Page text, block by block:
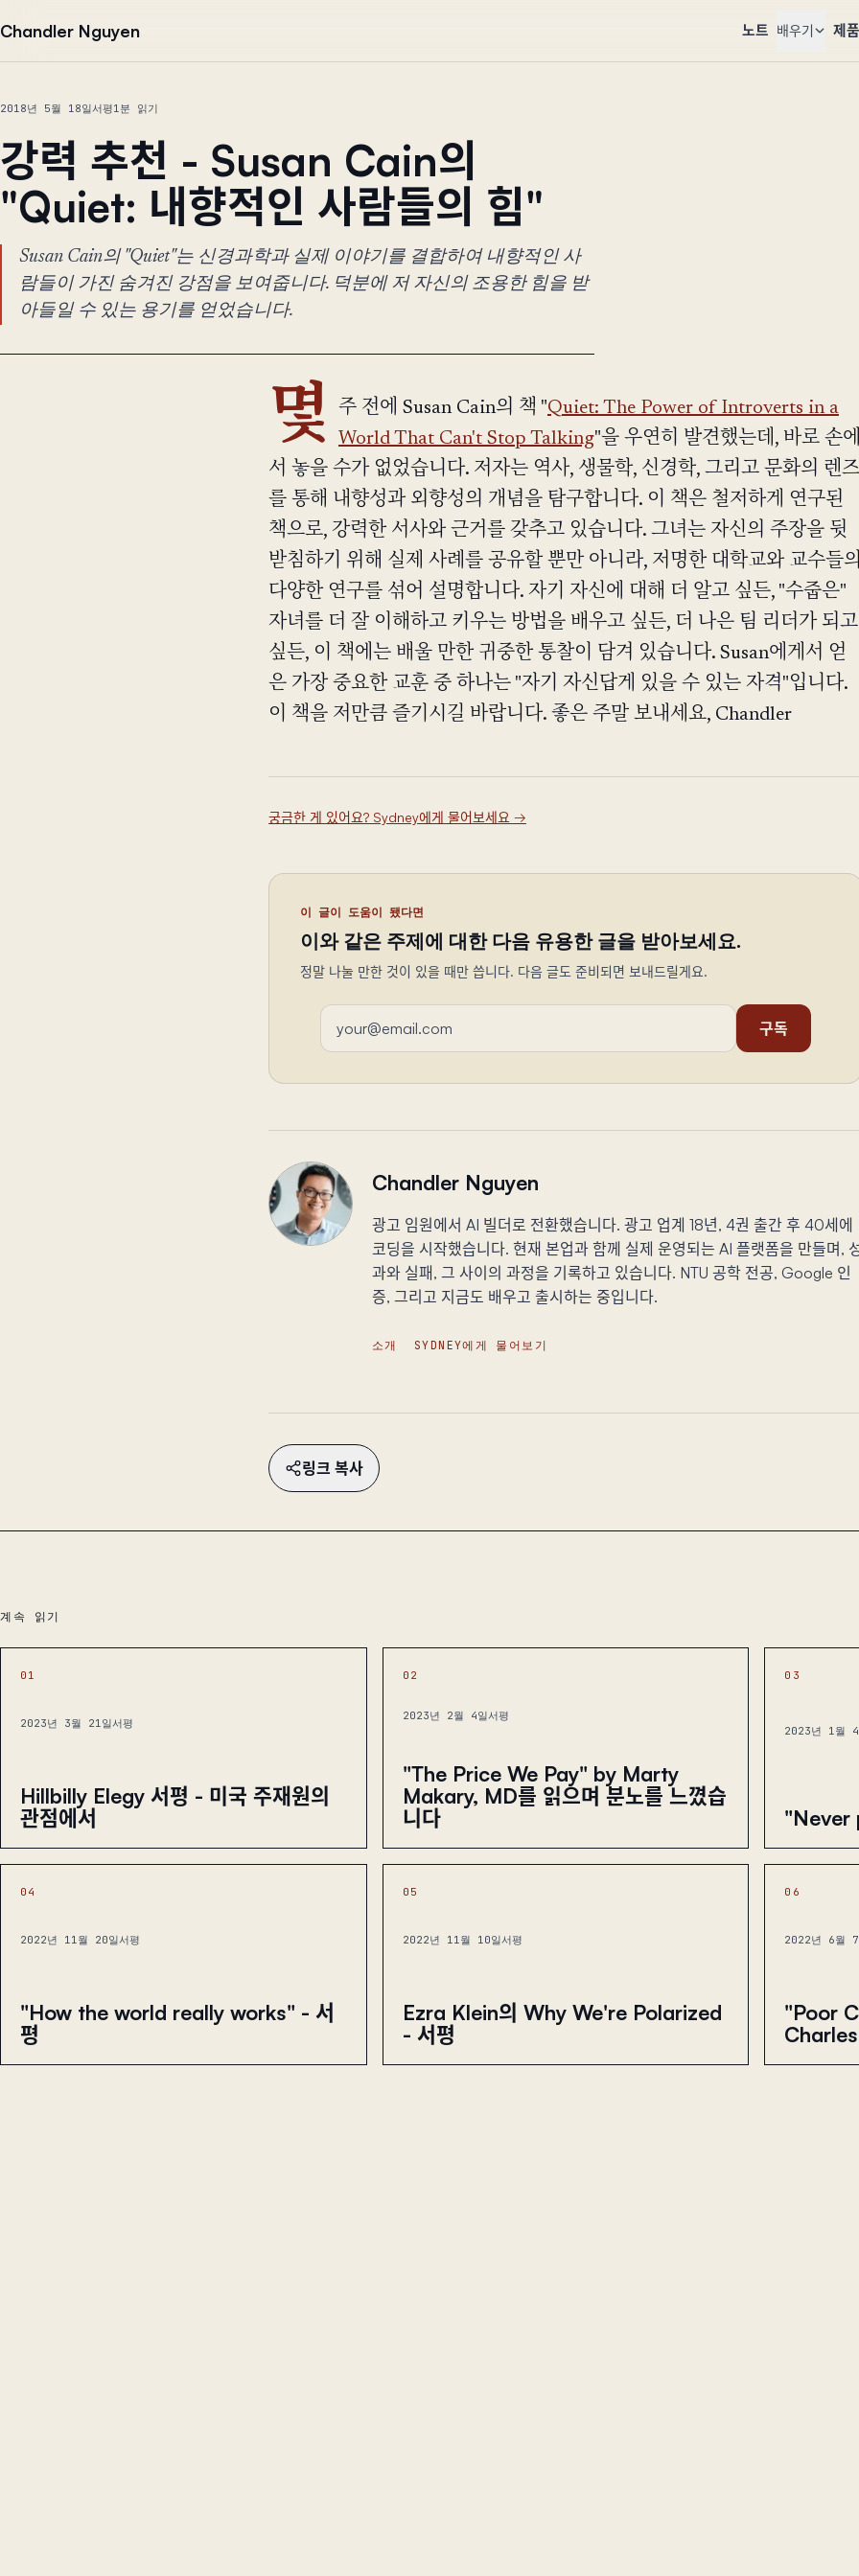
Chandler Nguyen 노트 배우기 제품
2018년 5월 18일서평1분 읽기
강력 추천 - Susan Cain의
"Quiet: 내향적인 사람들의 힘"
Susan Cain의 "Quiet"는 신경과학과 실제 이야기를 결합하여 내향적인 사
람들이 가진 숨겨진 강점을 보여줍니다. 덕분에 저 자신의 조용한 힘을 받
아들일 수 있는 용기를 얻었습니다.
몇 주 전에 Susan Cain의 책 "Quiet: The Power of Introverts in a
World That Can't Stop Talking"을 우연히 발견했는데, 바로 손
서 놓을 수가 없었습니다. 저자는 역사, 생물학, 신경학, 그리고 문화의 렌즈
를 통해 내향성과 외향성의 개념을 탐구합니다. 이 책은 철저하게 연구된
책으로, 강력한 서사와 근거를 갖추고 있습니다. 그녀는 자신의 주장을 뒷
받침하기 위해 실제 사례를 공유할 뿐만 아니라, 저명한 대학교와 교수들
다양한 연구를 섞어 설명합니다. 자기 자신에 대해 더 알고 싶든, "수줍은"
자녀를 더 잘 이해하고 키우는 방법을 배우고 싶든, 더 나은 팀 리더가 되고
싶든, 이 책에는 배울 만한 귀중한 통찰이 담겨 있습니다. Susan에게서 얻
은 가장 중요한 교훈 중 하나는 "자기 자신답게 있을 수 있는 자격"입니다.
이 책을 저만큼 즐기시길 바랍니다. 좋은 주말 보내세요, Chandler
궁금한 게 있어요? Sydney에게 물어보세요 →
이 글이 도움이 됐다면
이와 같은 주제에 대한 다음 유용한 글을 받아보세요.
정말 나눌 만한 것이 있을 때만 씁니다. 다음 글도 준비되면 보내드릴게요.
이메일 주소
구독
Chandler Nguyen
광고 임원에서 AI 빌더로 전환했습니다. 광고 업계 18년, 4권 출간 후 40세에
코딩을 시작했습니다. 현재 본업과 함께 실제 운영되는 AI 플랫폼을 만들며,
과와 실패, 그 사이의 과정을 기록하고 있습니다. NTU 공학 전공, Google 인
증, 그리고 지금도 배우고 출시하는 중입니다.
소개 SYDNEY에게 물어보기
링크 복사
계속 읽기
01
2023년 3월 21일서평
Hillbilly Elegy 서평 - 미국 주재원의
관점에서
02
2023년 2월 4일서평
"The Price We Pay" by Marty
Makary, MD를 읽으며 분노를 느꼈습
니다
03
2023년 1월
"Never
04
2022년 11월 20일서평
"How the world really works" - 서
평
05
2022년 11월 10일서평
Ezra Klein의 Why We're Polarized
- 서평
06
2022년 6월
"Poor